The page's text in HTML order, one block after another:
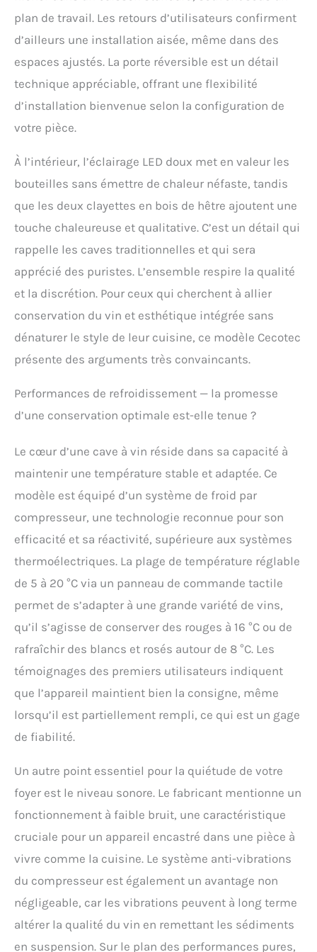
Ventilation intérieure :
aide à maintenir une
une humidité adéquate.
plan de travail. Les retours d’utilisateurs confirment
d’ailleurs une installation aisée, même dans des
espaces ajustés. La porte réversible est un détail
technique appréciable, offrant une flexibilité
d’installation bienvenue selon la configuration de
votre pièce.
À l’intérieur, l’éclairage LED doux met en valeur les
bouteilles sans émettre de chaleur néfaste, tandis
que les deux clayettes en bois de hêtre ajoutent une
touche chaleureuse et qualitative. C’est un détail qui
rappelle les caves traditionnelles et qui sera
apprécié des puristes. L’ensemble respire la qualité
et la discrétion. Pour ceux qui cherchent à allier
conservation du vin et esthétique intégrée sans
dénaturer le style de leur cuisine, ce modèle Cecotec
présente des arguments très convaincants.
Performances de refroidissement — la promesse
d’une conservation optimale est-elle tenue ?
Le cœur d’une cave à vin réside dans sa capacité à
maintenir une température stable et adaptée. Ce
modèle est équipé d’un système de froid par
compresseur, une technologie reconnue pour son
efficacité et sa réactivité, supérieure aux systèmes
thermoélectriques. La plage de température réglable
de 5 à 20 °C via un panneau de commande tactile
permet de s’adapter à une grande variété de vins,
qu’il s’agisse de conserver des rouges à 16 °C ou de
rafraîchir des blancs et rosés autour de 8 °C. Les
témoignages des premiers utilisateurs indiquent
que l’appareil maintient bien la consigne, même
lorsqu’il est partiellement rempli, ce qui est un gage
de fiabilité.
Un autre point essentiel pour la quiétude de votre
foyer est le niveau sonore. Le fabricant mentionne un
fonctionnement à faible bruit, une caractéristique
cruciale pour un appareil encastré dans une pièce à
vivre comme la cuisine. Le système anti-vibrations
du compresseur est également un avantage non
négligeable, car les vibrations peuvent à long terme
altérer la qualité du vin en remettant les sédiments
en suspension. Sur le plan des performances pures,